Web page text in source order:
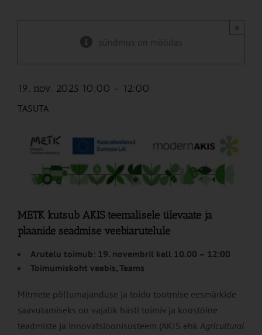
sündmus on möödas
×
19. nov. 2025 10:00 - 12:00
TASUTA
METK kutsub AKIS teemalisele ülevaate ja
plaanide seadmise veebiarutelule
Arutelu toimub: 19. novembril kell 10.00 – 12:00
Toimumiskoht veebis, Teams
Mitmete põllumajanduse ja toidu tootmise eesmärkide
saavutamiseks on vajalik hästi toimiv ja koostöine
teadmiste ja innovatsioonisüsteem (AKIS ehk Agricultural